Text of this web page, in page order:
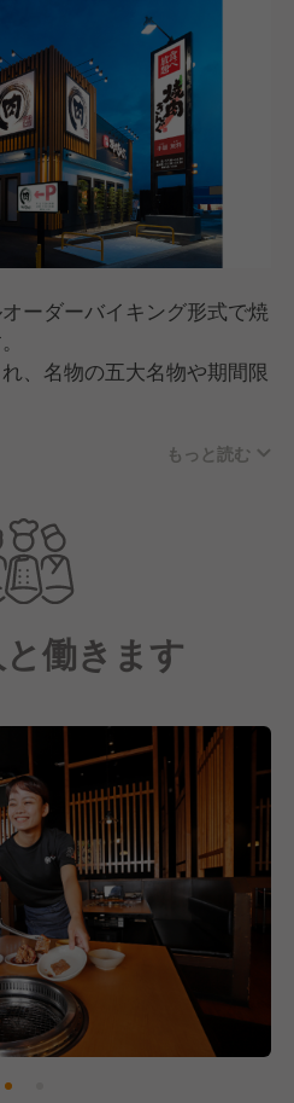
ーダーバイキング形式で焼
、名物の五大名物や期間限
ートする「焼肉ポリス」な
客で、家族連れから幅広い
もっと読む
働きます